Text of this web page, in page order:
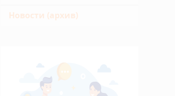
Новости (архив)